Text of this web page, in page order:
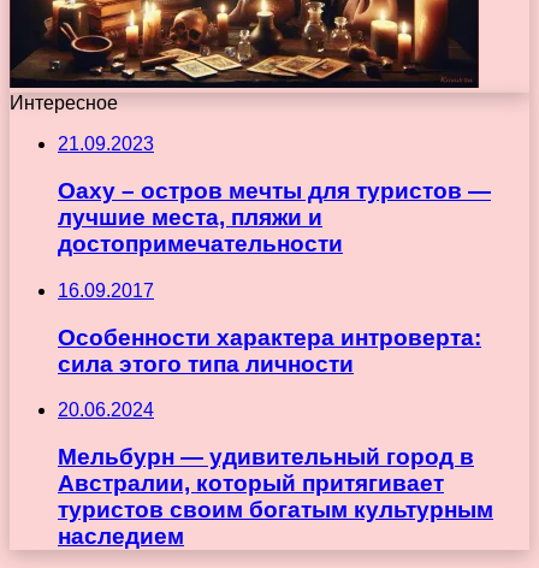
Интересное
21.09.2023
Оаху – остров мечты для туристов —
лучшие места, пляжи и
достопримечательности
16.09.2017
Особенности характера интроверта:
сила этого типа личности
20.06.2024
Мельбурн — удивительный город в
Австралии, который притягивает
туристов своим богатым культурным
наследием